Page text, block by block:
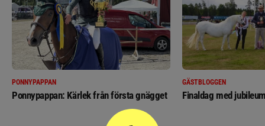
PONNYPAPPAN
Ponnypappan: Kärlek från första gnägget
GÄSTBLOGGEN
Finaldag med